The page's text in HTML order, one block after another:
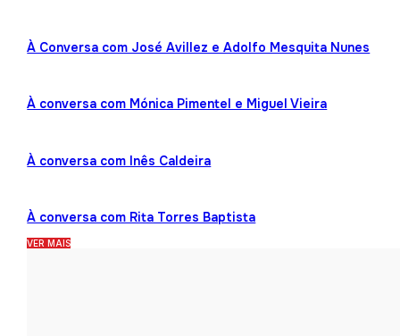
À Conversa com José Avillez e Adolfo Mesquita Nunes
À conversa com Mónica Pimentel e Miguel Vieira
À conversa com Inês Caldeira
À conversa com Rita Torres Baptista
VER MAIS